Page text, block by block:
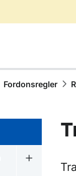
Fordonsregler